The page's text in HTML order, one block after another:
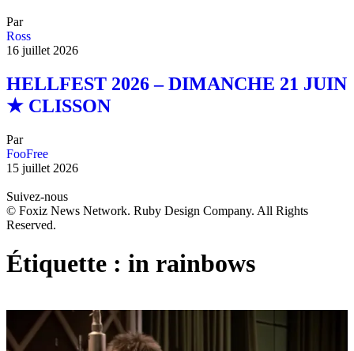
Par
Ross
16 juillet 2026
HELLFEST 2026 – DIMANCHE 21 JUIN
★ CLISSON
Par
FooFree
15 juillet 2026
Suivez-nous
© Foxiz News Network. Ruby Design Company. All Rights
Reserved.
Étiquette : in rainbows